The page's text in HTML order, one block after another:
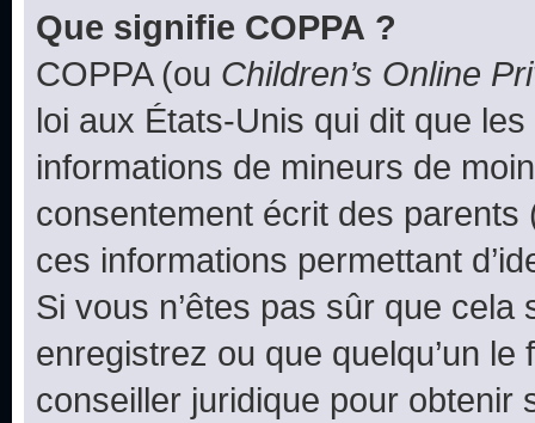
Que signifie COPPA ?
COPPA (ou Children’s Online
loi aux États-Unis qui dit que
informations de mineurs de
consentement écrit des parents
ces informations permettant
Si vous n’êtes pas sûr que
enregistrez ou que quelqu’un
conseiller juridique pour obtenir